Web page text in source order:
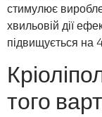
стимулює
хвильовій дії
підвищується на
того